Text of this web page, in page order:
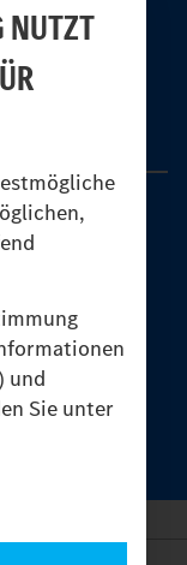
NUTZT
und
Sie unter